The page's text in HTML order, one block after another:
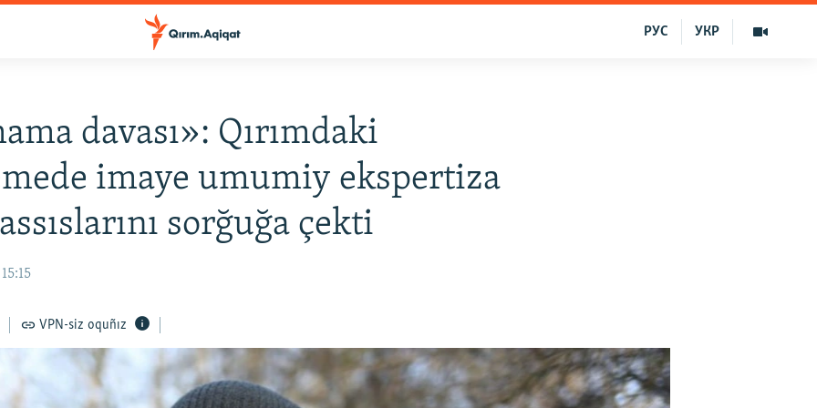
УКР
РУС
davası»: Qırımdaki
imaye umumiy ekspertiza
sorğuğa çekti
VPN-siz oquñız